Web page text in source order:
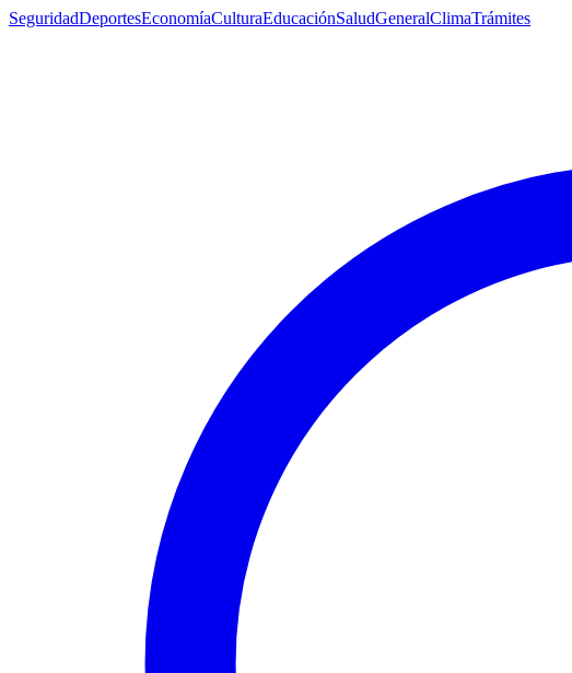
SeguridadDeportesEconomíaCulturaEducaciónSaludGeneralClimaTrámites